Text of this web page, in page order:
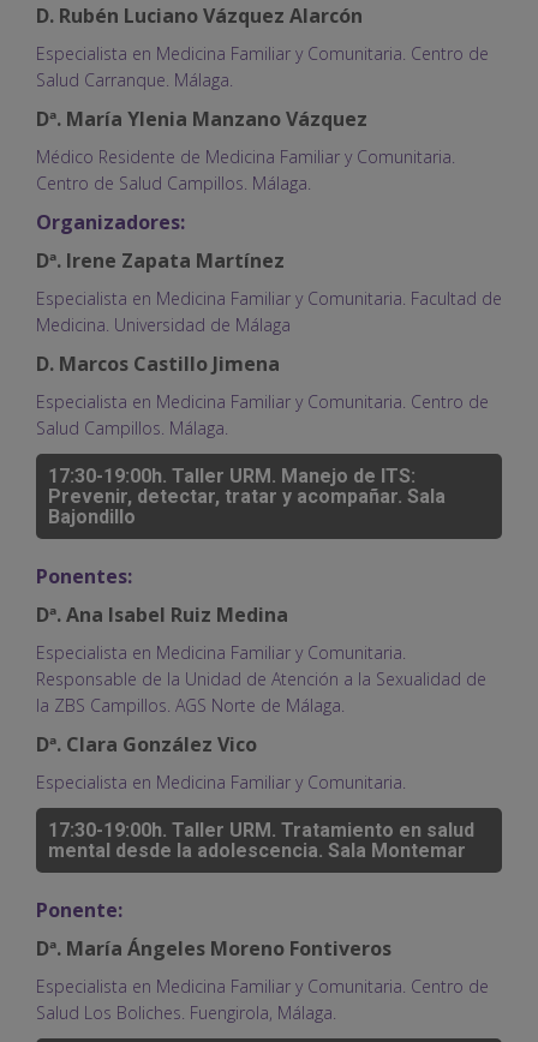
D. Rubén Luciano Vázquez Alarcón
Especialista en Medicina Familiar y Comunitaria. Centro de
Salud Carranque. Málaga.
Dª. María Ylenia Manzano Vázquez
Médico Residente de Medicina Familiar y Comunitaria.
Centro de Salud Campillos. Málaga.
Organizadores:
Dª. Irene Zapata Martínez
Especialista en Medicina Familiar y Comunitaria. Facultad de
Medicina. Universidad de Málaga
D. Marcos Castillo Jimena
Especialista en Medicina Familiar y Comunitaria. Centro de
Salud Campillos. Málaga.
17:30-19:00h. Taller URM. Manejo de ITS:
Prevenir, detectar, tratar y acompañar. Sala
Bajondillo
Ponentes:
Dª. Ana Isabel Ruiz Medina
Especialista en Medicina Familiar y Comunitaria.
Responsable de la Unidad de Atención a la Sexualidad de
la ZBS Campillos. AGS Norte de Málaga.
Dª. Clara González Vico
Especialista en Medicina Familiar y Comunitaria.
17:30-19:00h. Taller URM. Tratamiento en salud
mental desde la adolescencia. Sala Montemar
Ponente:
Dª. María Ángeles Moreno Fontiveros
Especialista en Medicina Familiar y Comunitaria. Centro de
Salud Los Boliches. Fuengirola, Málaga.